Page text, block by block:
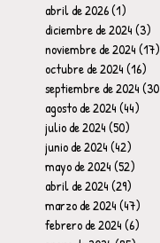
abril de 2026(1)
diciembre de 2024(3)
noviembre de 2024(17)
octubre de 2024(16)
septiembre de 2024
agosto de 2024(44)
julio de 2024(50)
junio de 2024(42)
mayo de 2024(52)
abril de 2024(29)
marzo de 2024(47)
febrero de 2024(6)